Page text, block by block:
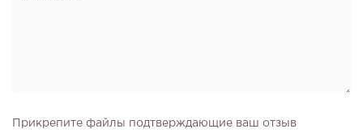
Прикрепите файлы подтверждающие ваш отзыв